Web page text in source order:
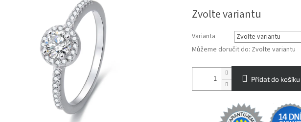
cena:
Zvolte variantu
Varianta
Můžeme doručit do: Zvolte variantu
Přidat do košíku